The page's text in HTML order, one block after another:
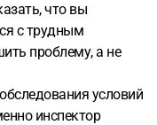
что вы
с трудным
проблему, а не
условий
инспектор